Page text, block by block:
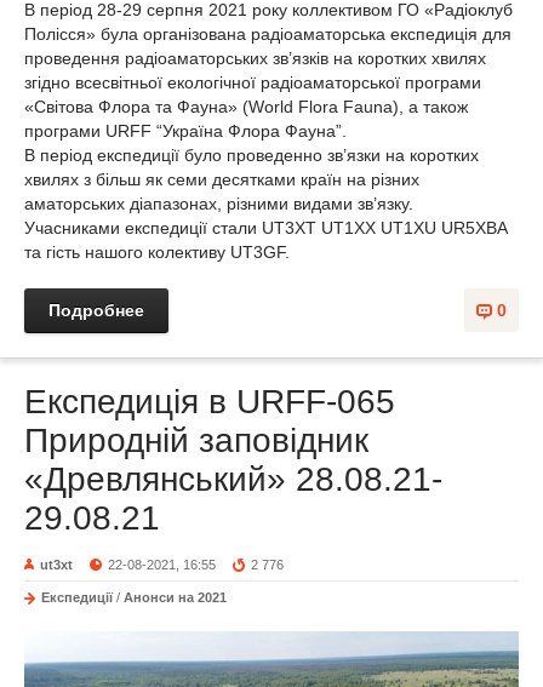
В період 28-29 серпня 2021 року коллективом ГО «Радіоклуб
Полісся» була організована радіоаматорська експедиція для
проведення радіоаматорських зв’язків на коротких хвилях
згідно всесвітньої екологічної радіоаматорської програми
«Світова Флора та Фауна» (World Flora Fauna), а також
програми URFF “Україна Флора Фауна”.
В період експедиції було проведенно зв’язки на коротких
хвилях з більш як семи десятками країн на різних
аматорських діапазонах, різними видами зв’язку.
Учасниками експедиції стали UT3XT UT1XX UT1XU UR5XBA
та гість нашого колективу UT3GF.
0
Подробнее
Експедиція в URFF-065
Природній заповідник
«Древлянський» 28.08.21-
29.08.21
ut3xt 22-08-2021, 16:55 2 776
Експедиції/ Анонси на 2021